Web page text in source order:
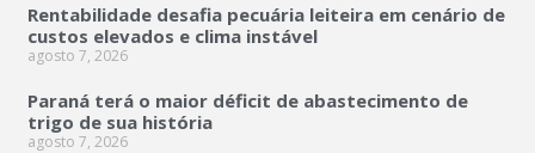
Rentabilidade desafia pecuária leiteira em cenário de
custos elevados e clima instável
agosto 7, 2026
Paraná terá o maior déficit de abastecimento de
trigo de sua história
agosto 7, 2026